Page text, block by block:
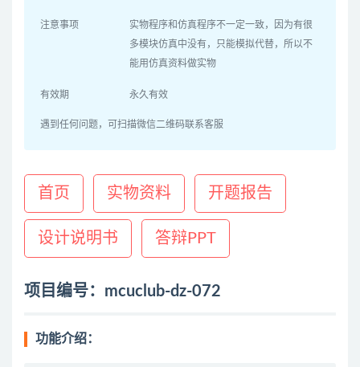
注意事项
实物程序和仿真程序不一定一致，因为有很
多模块仿真中没有，只能模拟代替，所以不
能用仿真资料做实物
有效期 永久有效
遇到任何问题，可扫描微信二维码联系客服
首页 实物资料 开题报告
设计说明书 答辩PPT
项目编号：mcuclub-dz-072
功能介绍：